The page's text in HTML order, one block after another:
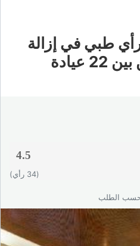
طبي في إزالة
الكرباء البربرية من بين 22 عيادة
4.5
(34 رأي)
حسب الطلب